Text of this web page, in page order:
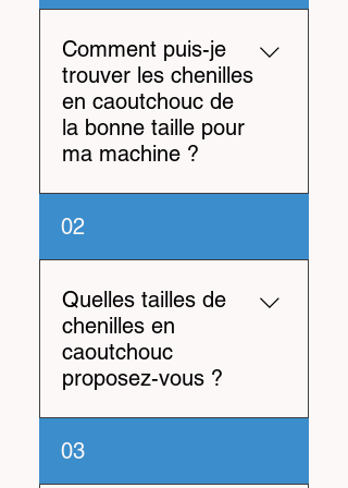
Comment puis-je
trouver les chenilles
en caoutchouc de
la bonne taille pour
ma machine ?
Pour déterminer la taille
correcte des chenilles en
caoutchouc pour votre
machine, veuillez mesurer la
largeur et l'espacement des
maillons des chenilles en
caoutchouc réelles. Cette
donnée en millimètres.
Comparez la largeur
02
Quelles tailles de
chenilles en
caoutchouc
proposez-vous ?
Nous proposons différentes
tailles de chenilles en
03